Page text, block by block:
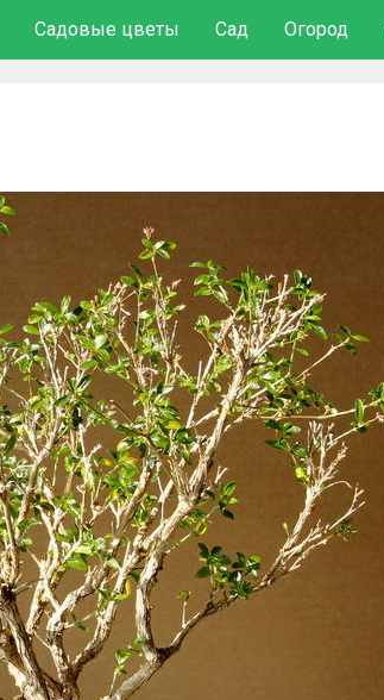
Садовые цветы Сад Огород